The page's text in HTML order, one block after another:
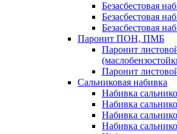
Безасбестовая
Безасбестовая
Безасбестовая
Паронит ПОН, ПМБ
Паронит
Паронит
Сальниковая набивка
Набивка
Набивка
Набивка
Набивка